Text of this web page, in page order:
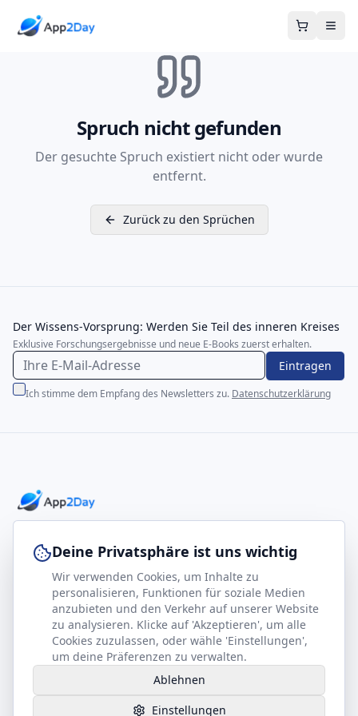
Spruch nicht gefunden
Der gesuchte Spruch existiert nicht oder wurde
entfernt.
Zurück zu den Sprüchen
Der Wissens-Vorsprung: Werden Sie Teil des inneren Kreises
Exklusive Forschungsergebnisse und neue E-Books zuerst erhalten.
Eintragen
Ich stimme dem Empfang des Newsletters zu. Datenschutzerklärung
footer.company
Kontakt
Partner werden
Gesundheits-Kompass
Rechtliches
Impressum
Datenschutz
AGB
Deine Privatsphäre ist uns wichtig
Wir verwenden Cookies, um Inhalte zu
personalisieren, Funktionen für soziale Medien
anzubieten und den Verkehr auf unserer Website
zu analysieren. Klicke auf 'Akzeptieren', um alle
Cookies zuzulassen, oder wähle 'Einstellungen',
um deine Präferenzen zu verwalten.
Ablehnen
Einstellungen
Hilfe benötigt?